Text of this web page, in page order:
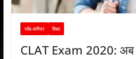
जॉब-करियर शिक्षा
CLAT Exam 2020: अब